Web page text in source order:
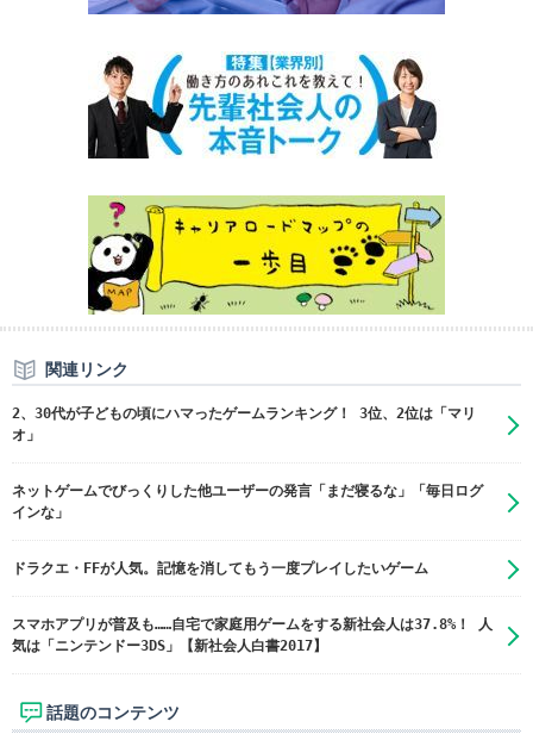
関連リンク
2、30代が子どもの頃にハマったゲームランキング！ 3位、2位は「マリ
オ」
ネットゲームでびっくりした他ユーザーの発言「まだ寝るな」「毎日ログ
インな」
ドラクエ・FFが人気。記憶を消してもう一度プレイしたいゲーム
スマホアプリが普及も……自宅で家庭用ゲームをする新社会人は37.8%！ 人
気は「ニンテンドー3DS」【新社会人白書2017】
話題のコンテンツ